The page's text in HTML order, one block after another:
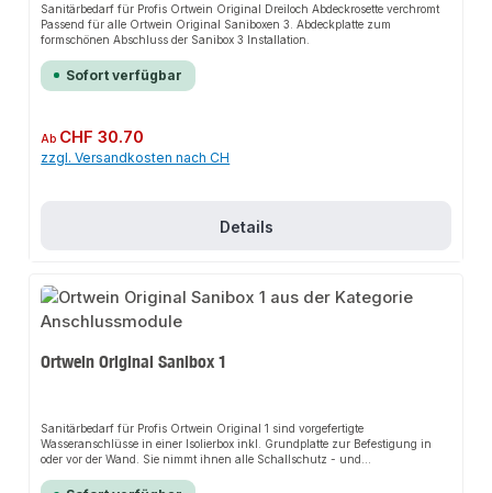
Sanitärbedarf für Profis Ortwein Original Dreiloch Abdeckrosette verchromt
Passend für alle Ortwein Original Saniboxen 3. Abdeckplatte zum
formschönen Abschluss der Sanibox 3 Installation.
Sofort verfügbar
Regulärer Preis:
Ab CHF 30.70
zzgl. Versandkosten nach CH
Details
Ortwein Original Sanibox 1
Sanitärbedarf für Profis Ortwein Original 1 sind vorgefertigte
Wasseranschlüsse in einer Isolierbox inkl. Grundplatte zur Befestigung in
oder vor der Wand. Sie nimmt ihnen alle Schallschutz - und
wärmegedämmte Rohbauinstallation mit der Sanibox 3 zu einem